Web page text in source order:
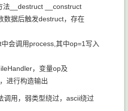
法__destruct __construct
数据后触发destruct，存在
会调用process,其中op=1写入
，变量op及
进行构造输出
调用，弱类型绕过，ascii绕过